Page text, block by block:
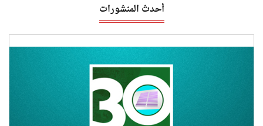
أحدث المنشورات